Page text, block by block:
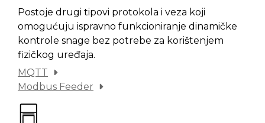
Postoje drugi tipovi protokola i veza koji
omogućuju ispravno funkcioniranje dinamičke
kontrole snage bez potrebe za korištenjem
fizičkog uređaja.
MQTT
Modbus Feeder